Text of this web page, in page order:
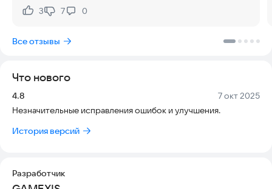
🏬 12+ различных подробных отделений для проведения
операций
🎯 100+ сложных миссий у врача скорой помощи
🌟 Увлекательный игровой процесс с первоклассной
🚑 Работайте прямо сейчас, используя новейшие
Нравится:
3Не нравится:
7 0
Все отзывы
Что нового
Версия:
4.8 Дата:
7 окт 2025
Незначительные исправления ошибок и улучшения.
История версий
Разработчик